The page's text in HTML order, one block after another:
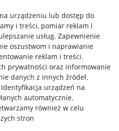
urządzeniu lub dostęp do
i treści, pomiar reklam i
usług. Zapewnienie
oszustwom i naprawianie
reklam i treści.
prywatności oraz informowanie
danych z innych źródeł.
Identyfikacja urządzeń na
automatycznie.
również w celu
stron